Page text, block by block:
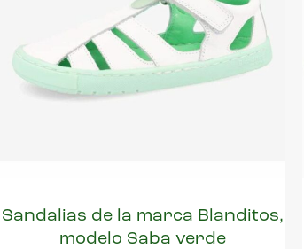
Sandalias de la marca Blanditos,
modelo Saba verde